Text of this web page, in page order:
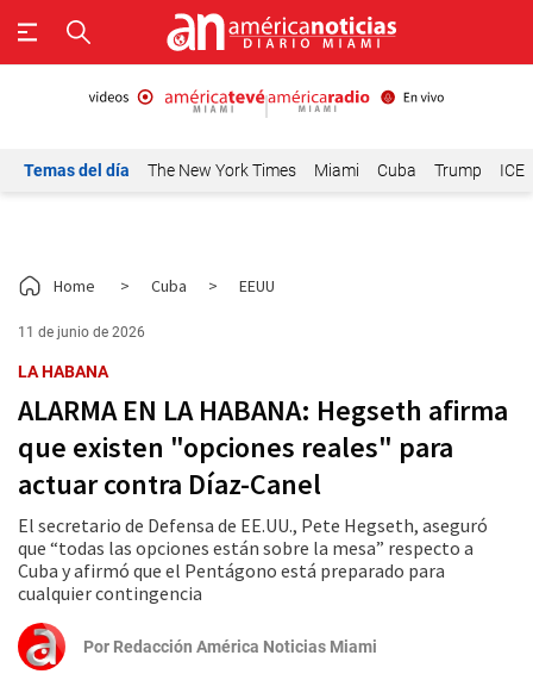
Temas del día The New York Times Miami Cuba Trump ICE
Home > Cuba > EEUU
11 de junio de 2026
LA HABANA
ALARMA EN LA HABANA: Hegseth afirma
que existen "opciones reales" para
actuar contra Díaz-Canel
El secretario de Defensa de EE.UU., Pete Hegseth, aseguró
que “todas las opciones están sobre la mesa” respecto a
Cuba y afirmó que el Pentágono está preparado para
cualquier contingencia
Por Redacción América Noticias Miami